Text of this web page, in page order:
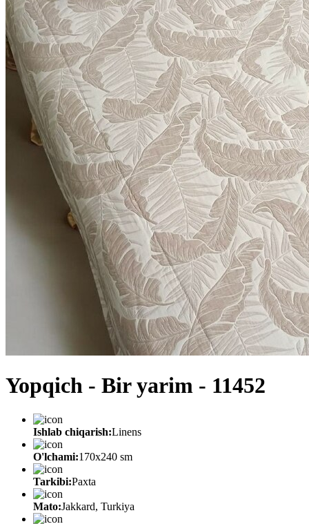
Yopqich - Bir yarim - 11452
Ishlab chiqarish:Linens
O'lchami:170x240 sm
Tarkibi:Paxta
Mato:Jakkard, Turkiya